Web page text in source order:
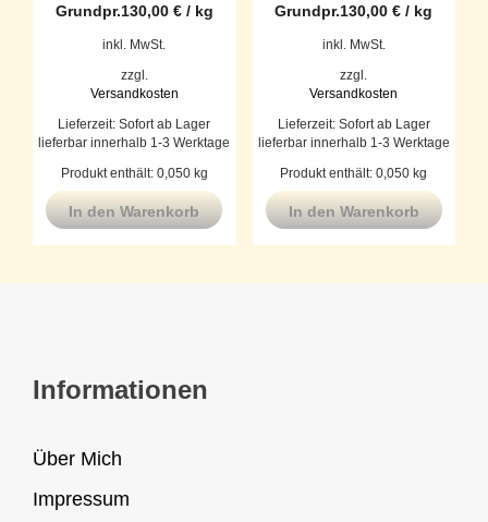
Grundpr.130,00 €/ kg
inkl. MwSt.
zzgl.
Versandkosten
Lieferzeit:Sofort ab Lager
lieferbar innerhalb 1-3 Werktage
Produkt enthält: 0,050 kg
In den Warenkorb
Grundpr.130,00€ / kg
inkl. MwSt.
zzgl.
Versandkosten
Lieferzeit: Sofort ab Lager
lieferbar innerhalb 1-3 Werktage
Produkt enthält: 0,050 kg
In den Warenkorb
Informationen
Über Mich
Impressum